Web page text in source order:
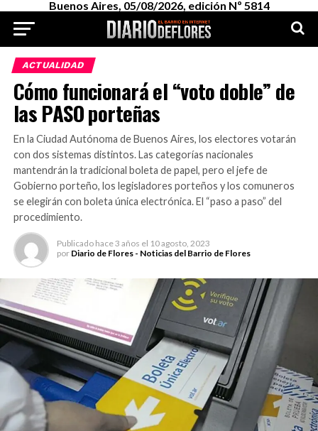
Buenos Aires, 05/08/2026, edición Nº 5814
ACTUALIDAD
Cómo funcionará el “voto doble” de
las PASO porteñas
En la Ciudad Autónoma de Buenos Aires, los electores votarán
con dos sistemas distintos. Las categorías nacionales
mantendrán la tradicional boleta de papel, pero el jefe de
Gobierno porteño, los legisladores porteños y los comuneros
se elegirán con boleta única electrónica. El “paso a paso” del
procedimiento.
Publicado hace 3 años el 10 agosto, 2023
por Diario de Flores - Noticias del Barrio de Flores